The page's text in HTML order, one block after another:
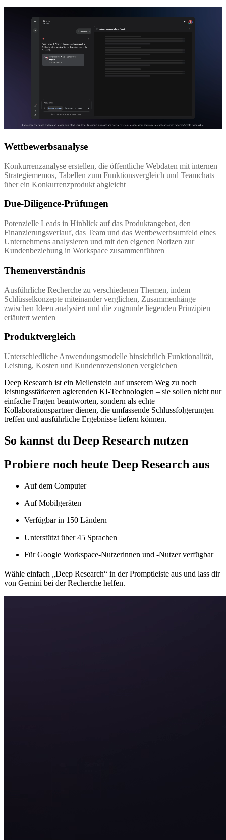
Wettbewerbsanalyse
Konkurrenzanalyse erstellen, die öffentliche Webdaten mit internen
Strategiememos, Tabellen zum Funktionsvergleich und Teamchats
über ein Konkurrenzprodukt abgleicht
Due-Diligence-Prüfungen
Potenzielle Leads in Hinblick auf das Produktangebot, den
Finanzierungsverlauf, das Team und das Wettbewerbsumfeld eines
Unternehmens analysieren und mit den eigenen Notizen zur
Kundenbeziehung in Workspace zusammenführen
Themenverständnis
Ausführliche Recherche zu verschiedenen Themen, indem
Schlüsselkonzepte miteinander verglichen, Zusammenhänge
zwischen Ideen analysiert und die zugrunde liegenden Prinzipien
erläutert werden
Produktvergleich
Unterschiedliche Anwendungsmodelle hinsichtlich Funktionalität,
Leistung, Kosten und Kundenrezensionen vergleichen
Deep Research ist ein Meilenstein auf unserem Weg zu noch
leistungsstärkeren agierenden KI-Technologien – sie sollen nicht nur
einfache Fragen beantworten, sondern als echte
Kollaborationspartner dienen, die umfassende Schlussfolgerungen
treffen und ausführliche Ergebnisse liefern können.
So kannst du Deep Research nutzen
Probiere noch heute Deep Research aus
Auf dem Computer
Auf Mobilgeräten
Verfügbar in 150 Ländern
Unterstützt über 45 Sprachen
Für Google Workspace-Nutzerinnen und ‑Nutzer verfügbar
Wähle einfach „Deep Research“ in der Promptleiste aus und lass dir
von Gemini bei der Recherche helfen.